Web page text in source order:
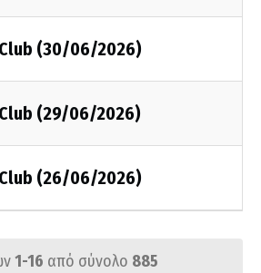
(30/06/2026)
(29/06/2026)
(26/06/2026)
1-16 από σύνολο 885